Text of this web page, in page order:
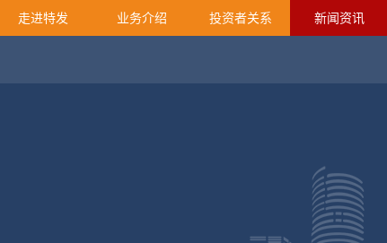
走进特发 业务介绍 投资者关系 新闻资讯